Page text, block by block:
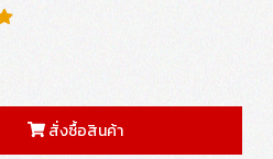
สั่งซื้อสินค้า